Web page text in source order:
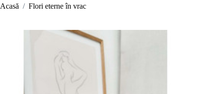
Acasă / Flori eterne în vrac